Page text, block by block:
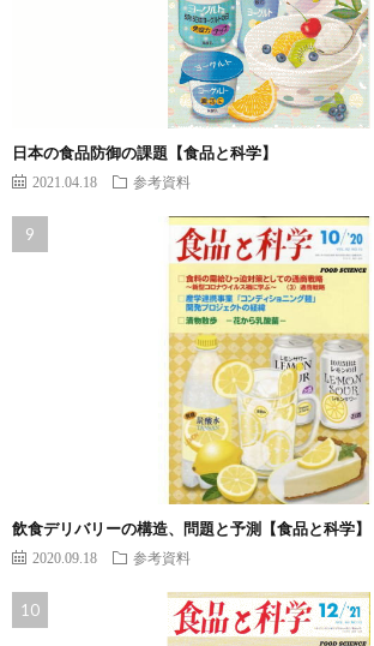
日本の食品防御の課題【食品と科学】
2021.04.18 参考資料
飲食デリバリーの構造、問題と予測【食品と科学】
2020.09.18 参考資料